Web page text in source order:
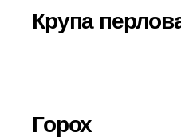
Крупа
Горох